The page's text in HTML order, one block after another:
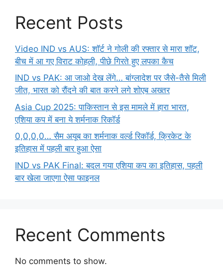
Recent Posts
Video IND vs AUS: शॉर्ट ने गोली की रफ्तार से मारा शॉट,
बीच में आ गए विराट कोहली, पीछे गिरते हुए लपका कैच
IND vs PAK: आ जाओ देख लेंगे… बांग्लादेश पर जैसे-तैसे मिली
जीत, भारत को रौंदने की बात करने लगे शोएब अख्तर
Asia Cup 2025: पाकिस्तान से इस मामले में हारा भारत,
एशिया कप में बना ये शर्मनाक रिकॉर्ड
0,0,0,0… सैम अयूब का शर्मनाक वर्ल्ड रिकॉर्ड, क्रिकेट के
इतिहास में पहली बार हुआ ऐसा
IND vs PAK Final: बदल गया एशिया कप का इतिहास, पहली
बार खेला जाएगा ऐसा फाइनल
Recent Comments
No comments to show.